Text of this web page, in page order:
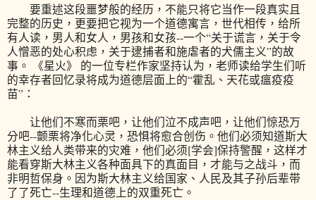
要重述这段噩梦般的经历，不能只将它当作一段真实且
完整的历史，更要把它视为一个道德寓言，世代相传，给所
有人读，男人和女人，男孩和女孩--一个“关于谎言，关于令
人憎恶的处心积虑，关于逮捕者和施虐者的犬儒主义”的故
事。 《星火》 的一位专栏作家坚持认为，老师读给学生们听
的幸存者回忆录将成为道德层面上的“霍乱、天花或瘟疫疫
苗”：
让他们不寒而栗吧，让他们泣不成声吧，让他们惊恐万
分吧--颤栗将净化心灵，恐惧将愈合创伤。他们必须知道斯大
林主义给人类带来的灾难，他们必须[学会]保持警醒，这样才
能看穿斯大林主义各种面具下的真面目，才能与之战斗，而
非明哲保身。因为斯大林主义给国家、人民及其子孙后辈带
了了死亡--生理和道德上的双重死亡。